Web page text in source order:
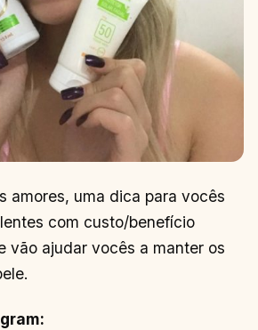
amores, uma dica para vocês
com custo/benefício
vão ajudar vocês a manter os